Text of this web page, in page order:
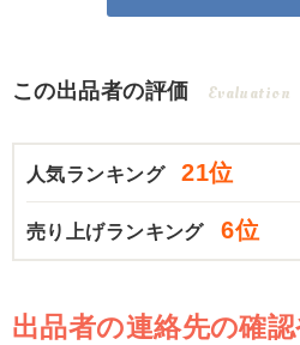
この出品者の評価 Evaluation
人気ランキング 21位
売り上げランキング 6位
出品者の連絡先の確